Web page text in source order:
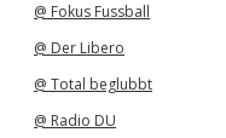
@ Fokus Fussball
@ Der Libero
@ Total beglubbt
@ Radio DU